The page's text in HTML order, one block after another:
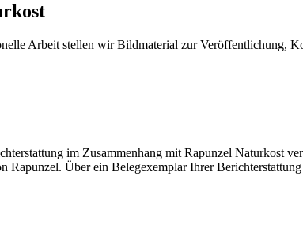
Arbeit stellen wir Bildmaterial zur Veröffentlichung,
im Zusammenhang mit Rapunzel Naturkost
Über ein Belegexemplar Ihrer